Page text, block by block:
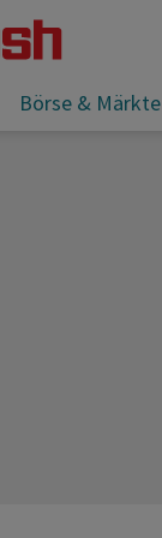
Börse & Märkte